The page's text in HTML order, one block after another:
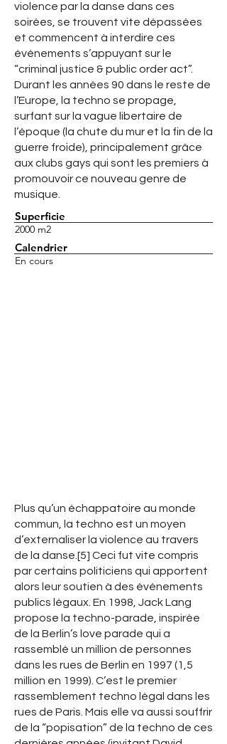
violence par la danse dans ces
soirées, se trouvent vite dépassées
et commencent à interdire ces
événements s’appuyant sur le
“criminal justice & public order act”.
Durant les années 90 dans le reste de
l’Europe, la techno se propage,
surfant sur la vague libertaire de
l’époque (la chute du mur et la fin de la
guerre froide), principalement grâce
aux clubs gays qui sont les premiers à
promouvoir ce nouveau genre de
musique.
Superficie
2000 m2
Calendrier
En cours
Plus qu’un échappatoire au monde
commun, la techno est un moyen
d’externaliser la violence au travers
de la danse.[5] Ceci fut vite compris
par certains politiciens qui apportent
alors leur soutien à des événements
publics légaux. En 1998, Jack Lang
propose la techno-parade, inspirée
de la Berlin’s love parade qui a
rassemblé un million de personnes
dans les rues de Berlin en 1997 (1,5
million en 1999). C’est le premier
rassemblement techno légal dans les
rues de Paris. Mais elle va aussi souffrir
de la “popisation” de la techno de ces